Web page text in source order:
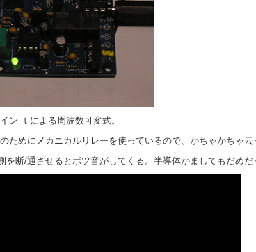
ン-ｔによる周波数可変式。
ためにメカニカルリレーを使っているので、かちゃかちゃ云
を断/通させるとボツ音がしてくる。半導体かましてもだめだ